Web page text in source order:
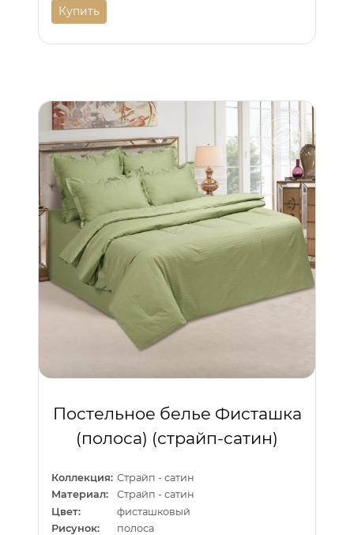
Купить
Постельное белье Фисташка
(полоса) (страйп-сатин)
Коллекция: Страйп - сатин
Материал:
Страйп - сатин
Цвет:
фисташковый
Рисунок:
полоса